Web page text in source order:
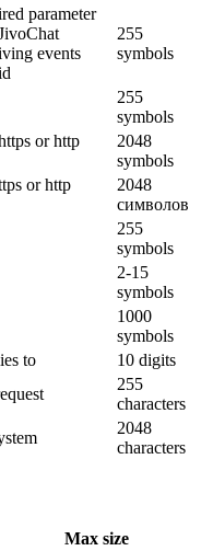
parameter
events
255
symbols
255
symbols
or http
2048
symbols
or http
2048
символов
255
symbols
2-15
symbols
1000
symbols
to
10 digits
255
characters
2048
characters
Max size